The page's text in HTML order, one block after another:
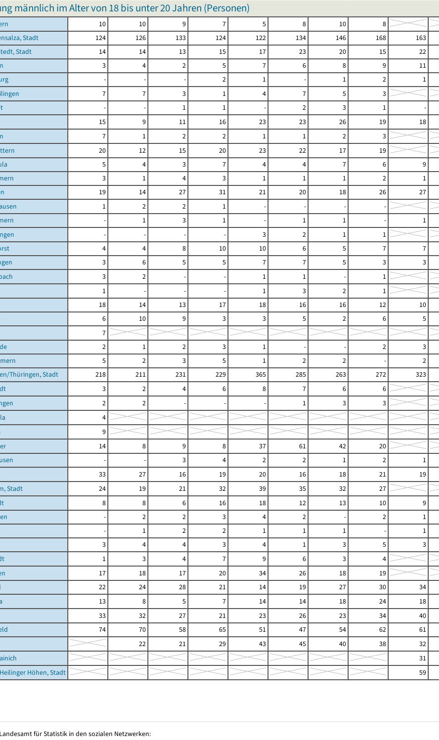
männlich im Alter von 18 bis unter 20 Jahren (Personen)
10 10 9 7 5 8 10
8
Stadt
124 126 133 124 122 134 146 168
163
Stadt
14 14 13 15 17 23 20 15
22
3 4 2 5 7 6 8 9
11
- - - 2 1 - 1 2
1
7 7 3 1 4 7 5
3
- - 1 1 - 2 3 1
-
15 9 11 16 23 23 26 19
18
7 1 2 2 1 1 2
3
20 12 15 20 23 22 17
19
5 4 3 7 4 4 7 6
9
3 1 4 3 1 1 1 2
1
19 14 27 31 21 20 18 26
27
1 2 2 1 - - -
-
- 1 3 1 - 1 1 -
1
- - - - 3 2 1
1
4 4 8 10 10 6 5 7
7
3 6 5 5 7 7 5 3
3
3 2 - - 1 1 -
1
1 - - - 1 3 2
1
18 14 13 17 18 16 16 12
10
6 10 9 3 3 5 2 6
5
7
2 1 2 3 1 - - 2
3
5 2 3 5 1 2 2 -
2
Thüringen, Stadt
218 211 231 229 365 285 263 272
323
3 2 4 6 8 7 6
6
2 2 - - - 1 3
3
4
9
14 8 9 8 37 61 42
20
- - 3 4 2 2 1 2
1
33 27 16 19 20 16 18 21
19
Stadt
24 19 21 32 39 35 32
27
8 8 6 16 18 12 13 10
9
- 2 2 3 4 2 - 2
1
- 1 2 2 1 1 1 -
1
3 4 4 3 4 1 3 5
3
1 3 4 7 9 6 3
4
17 18 17 20 34 26 18
19
22 24 28 21 14 19 27 30
34
13 8 5 7 14 14 18 24
18
33 32 27 21 23 26 23 34
40
74 70 58 65 51 47 54 62
61
22 21 29 43 45 40 38
32
31
Höhen, Stadt
59
für Statistik in den sozialen Netzwerken: